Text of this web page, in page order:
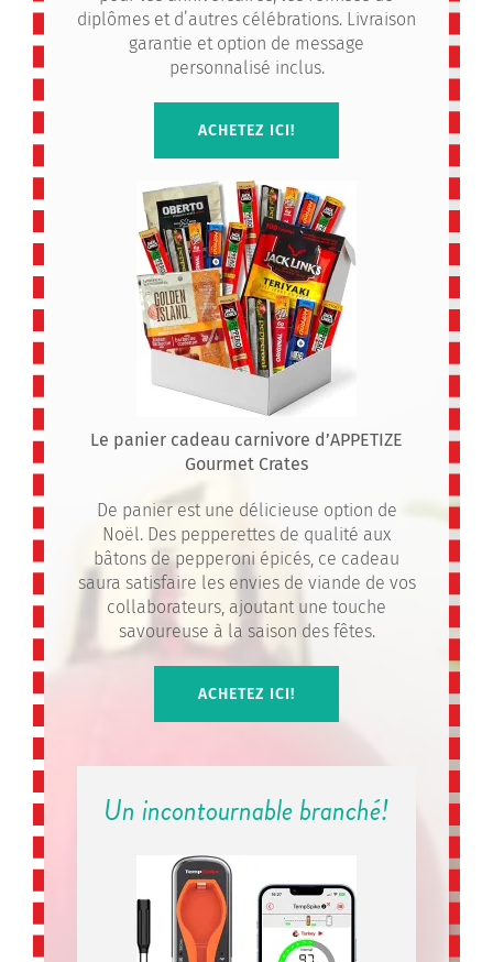
diplômes et d’autres célébrations. Livraison
garantie et option de message
personnalisé inclus.
ACHETEZ ICI!
Le panier cadeau carnivore d’APPETIZE
Gourmet Crates
De panier est une délicieuse option de
Noël. Des pepperettes de qualité aux
bâtons de pepperoni épicés, ce cadeau
saura satisfaire les envies de viande de vos
collaborateurs, ajoutant une touche
savoureuse à la saison des fêtes.
ACHETEZ ICI!
Un incontournable branché!